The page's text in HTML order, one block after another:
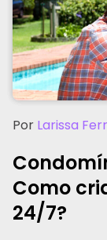
Por Larissa
Como
24/7?